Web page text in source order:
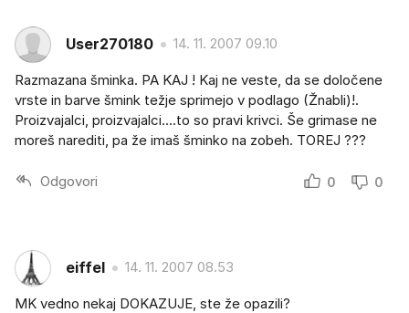
User270180 14. 11. 2007 09.10
Razmazana šminka. PA KAJ ! Kaj ne veste, da se določene
vrste in barve šmink težje sprimejo v podlago (Žnabli)!.
Proizvajalci, proizvajalci....to so pravi krivci. Še grimase ne
moreš narediti, pa že imaš šminko na zobeh. TOREJ ???
Odgovori 0 0
eiffel 14. 11. 2007 08.53
MK vedno nekaj DOKAZUJE, ste že opazili?